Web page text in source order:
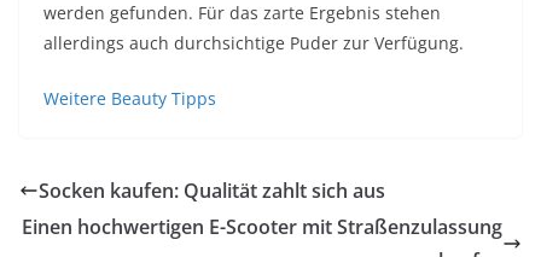
werden gefunden. Für das zarte Ergebnis stehen
allerdings auch durchsichtige Puder zur Verfügung.
Weitere Beauty Tipps
Socken kaufen: Qualität zahlt sich aus
Einen hochwertigen E-Scooter mit Straßenzulassung